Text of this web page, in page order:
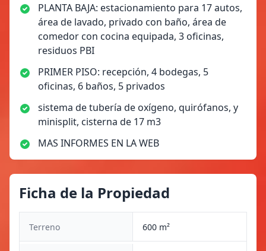
PLANTA BAJA: estacionamiento para 17 autos,
área de lavado, privado con baño, área de
comedor con cocina equipada, 3 oficinas,
residuos PBI
PRIMER PISO: recepción, 4 bodegas, 5
oficinas, 6 baños, 5 privados
sistema de tubería de oxígeno, quirófanos, y
minisplit, cisterna de 17 m3
MAS INFORMES EN LA WEB
Ficha de la Propiedad
Terreno 600 m²